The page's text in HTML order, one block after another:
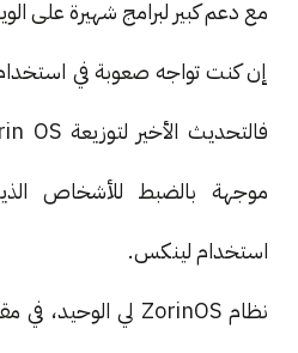
مع دعم كبير لبرامج شهيرة على
إن كنت تواجه صعوبة في
موجهة بالضبط للأشخاص
استخدام لينكس.
نظام ZorinOS لي الوحيد، في مقالنا: